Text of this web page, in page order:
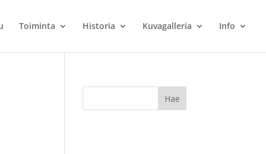
Toiminta Historia Kuvagalleria Info